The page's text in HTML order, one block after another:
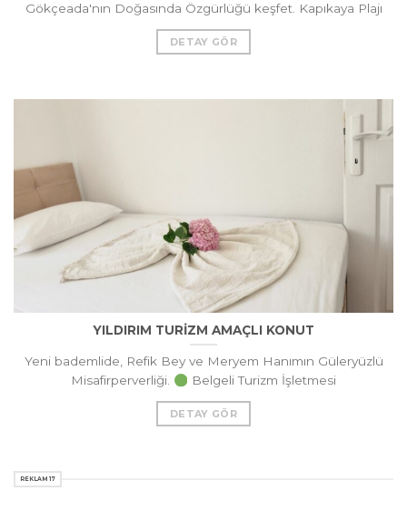
Gökçeada'nın Doğasında Özgürlüğü keşfet. Kapıkaya Plajı
DETAY GÖR
YILDIRIM TURİZM AMAÇLI KONUT
Yeni bademlide, Refik Bey ve Meryem Hanımın Güleryüzlü
Misafirperverliği.
Belgeli Turizm İşletmesi
DETAY GÖR
REKLAM 17